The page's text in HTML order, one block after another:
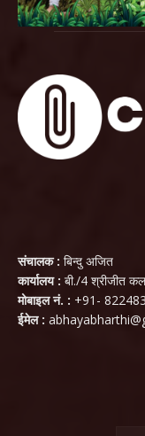
संचालक : बिन्दु अजित
कार्यालय : बी./4 श्रीजीत
मोबाइल नं. : +91-
ईमेल :